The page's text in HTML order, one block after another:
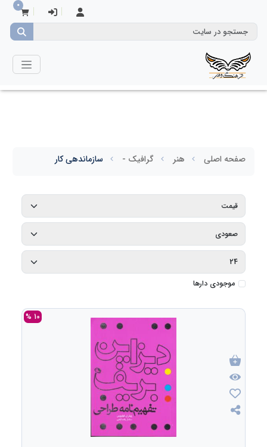
0
صفحه اصلی هنر گرافیک - سازماندهی کار
موجودی دارها
10 %